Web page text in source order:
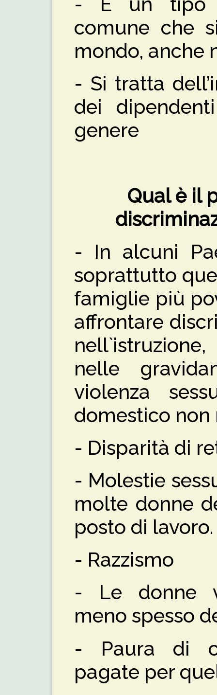
comune che
mondo, anche
- Si tratta
dei
genere
Qual è il
- In alcuni
soprattutto
famiglie più
affrontare
nelle
violenza
domestico
- Disparità di
- Molestie
molte donne
posto di lavoro.
- Razzismo
- Le donne
meno spesso
- Paura di
pagate per